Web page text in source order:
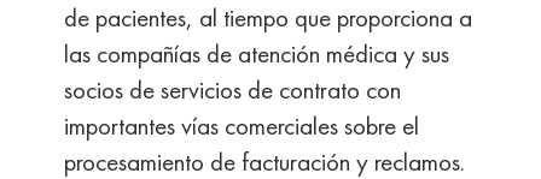
de pacientes, al tiempo que proporciona a
las compañías de atención médica y sus
socios de servicios de contrato con
importantes vías comerciales sobre el
procesamiento de facturación y reclamos.